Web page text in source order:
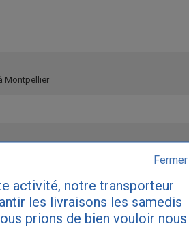
Montpellier
de votre problème et envisager un
activité, notre transporteur
les livraisons les samedis
prions de bien vouloir nous
Fermer